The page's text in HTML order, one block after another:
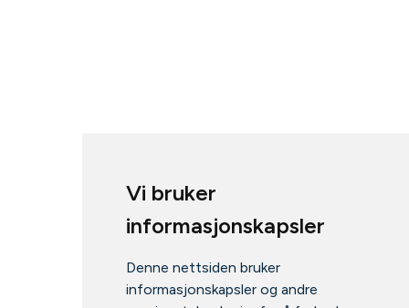
Vi bruker
informasjonskapsler
Denne nettsiden bruker
informasjonskapsler og andre